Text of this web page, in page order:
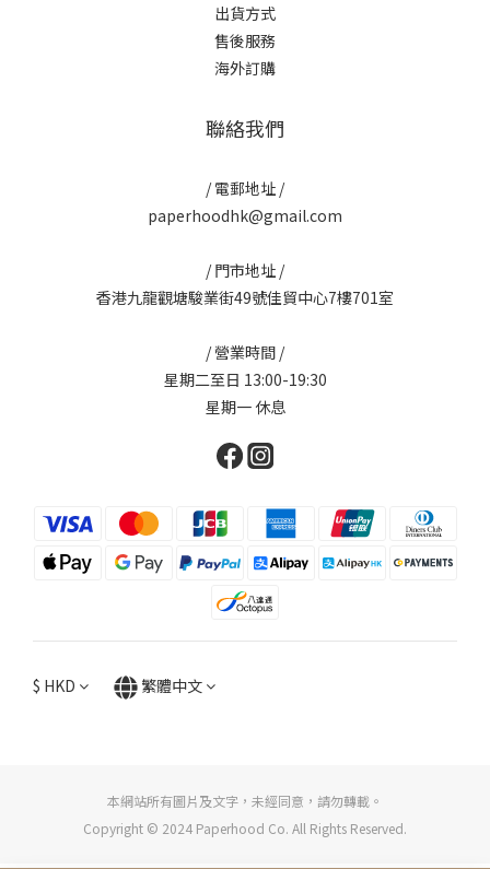
出貨方式
售後服務
海外訂購
聯絡我們
/ 電郵地址 /
paperhoodhk@gmail.com
/ 門市地址 /
香港九龍觀塘駿業街49號佳貿中心7樓701室
/ 營業時間 /
星期二至日 13:00-19:30
星期一 休息
$ HKD 繁體中文
本網站所有圖片及文字，未經同意，請勿轉載。
Copyright © 2024 Paperhood Co. All Rights Reserved.